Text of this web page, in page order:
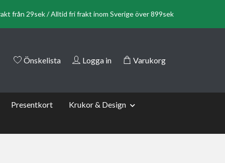
från 29sek / Alltid fri frakt inom Sverige över 899sek
Önskelista Logga in Varukorg
Presentkort
Krukor & Design